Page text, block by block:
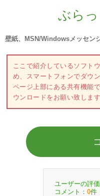
ぶら
壁紙、MSN/Windowsメッセン
ここで紹介しているソフト
め、スマートフォンでダウ
ページ上部にある共有機能
ウンロードをお願い致します
ユーザーの評
コメント： 0件